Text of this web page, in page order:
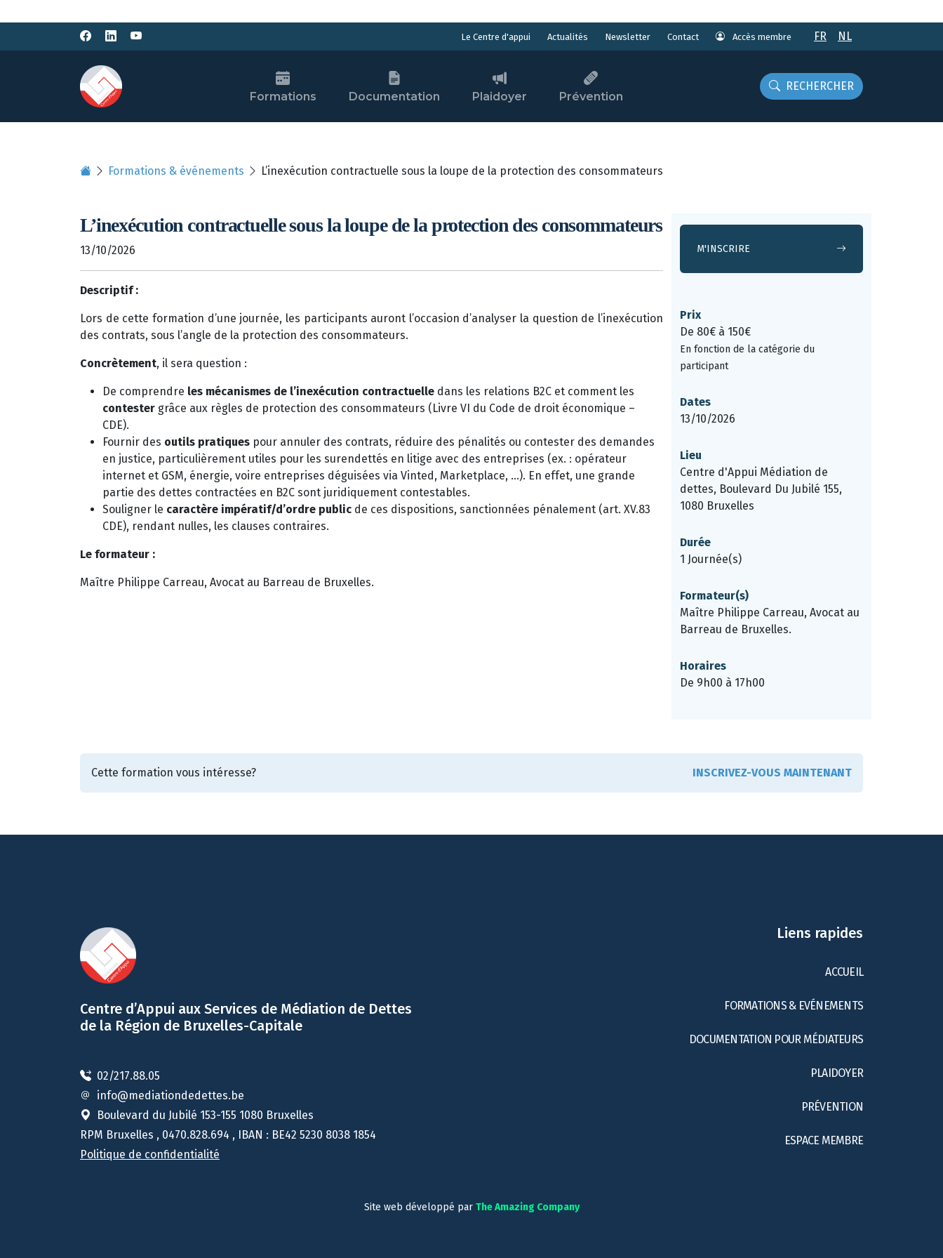
Le Centre d'appui Actualités Newsletter Contact Accès membre FR NL
Formations Documentation Plaidoyer Prévention
RECHERCHER
Formations & événements L’inexécution contractuelle sous la loupe de la protection des consommateurs
L’inexécution contractuelle sous la loupe de la protection des consommateurs
13/10/2026
Descriptif :
Lors de cette formation d’une journée, les participants auront l’occasion d’analyser la question de l’inexécution
des contrats, sous l’angle de la protection des consommateurs.
Concrètement, il sera question :
De comprendre les mécanismes de l’inexécution contractuelle dans les relations B2C et comment les
contester grâce aux règles de protection des consommateurs (Livre VI du Code de droit économique –
CDE).
Fournir des outils pratiques pour annuler des contrats, réduire des pénalités ou contester des demandes
en justice, particulièrement utiles pour les surendettés en litige avec des entreprises (ex. : opérateur
internet et GSM, énergie, voire entreprises déguisées via Vinted, Marketplace, …). En effet, une grande
partie des dettes contractées en B2C sont juridiquement contestables.
Souligner le caractère impératif/d’ordre public de ces dispositions, sanctionnées pénalement (art. XV.83
CDE), rendant nulles, les clauses contraires.
Le formateur :
Maître Philippe Carreau, Avocat au Barreau de Bruxelles.
M'INSCRIRE
Prix
De 80€ à 150€
En fonction de la catégorie du
participant
Dates
13/10/2026
Lieu
Centre d'Appui Médiation de
dettes, Boulevard Du Jubilé 155,
1080 Bruxelles
Durée
1 Journée(s)
Formateur(s)
Maître Philippe Carreau, Avocat au
Barreau de Bruxelles.
Horaires
De 9h00 à 17h00
Cette formation vous intéresse? INSCRIVEZ-VOUS MAINTENANT
Centre d’Appui aux Services de Médiation de Dettes
de la Région de Bruxelles-Capitale
02/217.88.05
info@mediationdedettes.be
Boulevard du Jubilé 153-155 1080 Bruxelles
RPM Bruxelles , 0470.828.694 , IBAN : BE42 5230 8038 1854
Politique de confidentialité
Liens rapides
ACCUEIL
FORMATIONS & EVÉNEMENTS
DOCUMENTATION POUR MÉDIATEURS
PLAIDOYER
PRÉVENTION
ESPACE MEMBRE
Site web développé par The Amazing Company